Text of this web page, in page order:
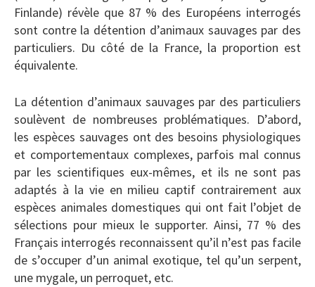
Finlande) révèle que 87 % des Européens interrogés
sont contre la détention d’animaux sauvages par des
particuliers. Du côté de la France, la proportion est
équivalente.
La détention d’animaux sauvages par des particuliers
soulèvent de nombreuses problématiques. D’abord,
les espèces sauvages ont des besoins physiologiques
et comportementaux complexes, parfois mal connus
par les scientifiques eux-mêmes, et ils ne sont pas
adaptés à la vie en milieu captif contrairement aux
espèces animales domestiques qui ont fait l’objet de
sélections pour mieux le supporter. Ainsi, 77 % des
Français interrogés reconnaissent qu’il n’est pas facile
de s’occuper d’un animal exotique, tel qu’un serpent,
une mygale, un perroquet, etc.